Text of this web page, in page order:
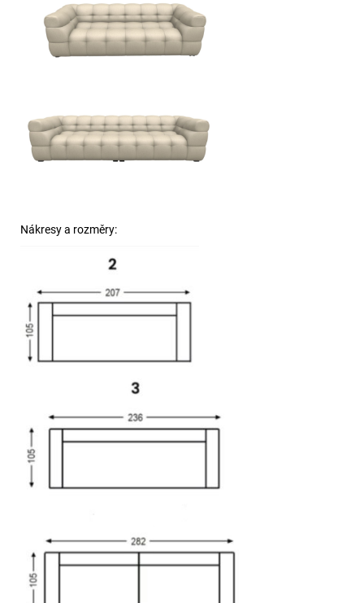
Nákresy a rozměry: